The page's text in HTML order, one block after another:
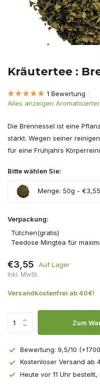
Kräutertee :
1 Bewertung
Alles anzeigen
Die Brennessel ist eine
stärkt. Wegen seiner
für eine Frühjahrs
Bitte wählen Sie:
Menge: 50g - €3,55
Verpackung:
Tütchen(gratis)
Teedose Mingtea für
€3,55 Auf Lager
Inkl. MwSt.
Versandkostenfrei ab 40€!
Zum
Bewertung: 9,5/10
Kostenloser Versand ab
Heute vor 11 Uhr